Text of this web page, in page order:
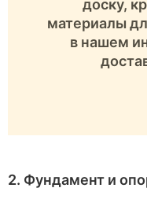
доску,
материалы
в нашем
2. Фундамент и